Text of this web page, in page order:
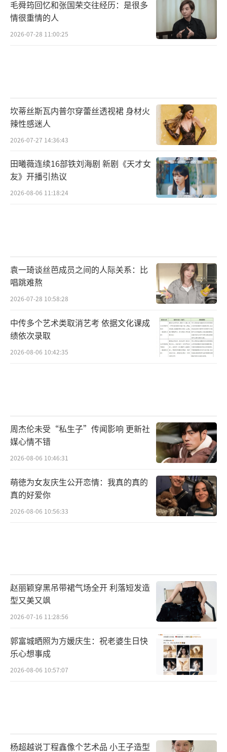
毛舜筠回忆和张国荣交往经历：是很多
情很重情的人
2026-07-28 11:00:25
坎蒂丝斯瓦内普尔穿蕾丝透视裙 身材火
辣性感迷人
2026-07-27 14:36:43
田曦薇连续16部铁刘海剧 新剧《天才女
友》开播引热议
2026-08-06 11:18:24
袁一琦谈丝芭成员之间的人际关系：比
唱跳难熬
2026-07-28 10:58:28
中传多个艺术类取消艺考 依据文化课成
绩依次录取
2026-08-06 10:42:35
周杰伦未受“私生子”传闻影响 更新社
媒心情不错
2026-08-06 10:46:31
萌徳为女友庆生公开恋情：我真的真的
真的好爱你
2026-08-06 10:56:33
赵丽颖穿黑吊带裙气场全开 利落短发造
型又美又飒
2026-07-16 11:28:56
郭富城晒照为方媛庆生：祝老婆生日快
乐心想事成
2026-08-06 10:57:07
杨超越说丁程鑫像个艺术品 小王子造型